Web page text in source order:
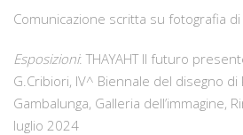
Comunicazione scritta su fotografia
Esposizioni: THAYAHT Il futuro
G.Cribiori, IV^ Biennale del disegno di
Gambalunga, Galleria dell’immagine,
luglio 2024